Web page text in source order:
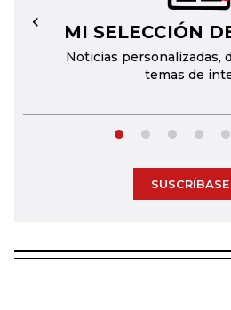
MI SELECCIÓN
Noticias personalizadas,
temas de
←
SUSCRÍBASE